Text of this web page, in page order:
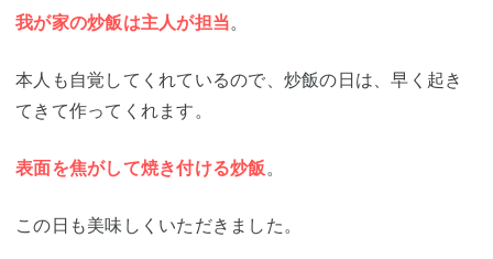
我が家の炒飯は主人が担当。
本人も自覚してくれているので、炒飯の日は、早く起き
てきて作ってくれます。
表面を焦がして焼き付ける炒飯。
この日も美味しくいただきました。